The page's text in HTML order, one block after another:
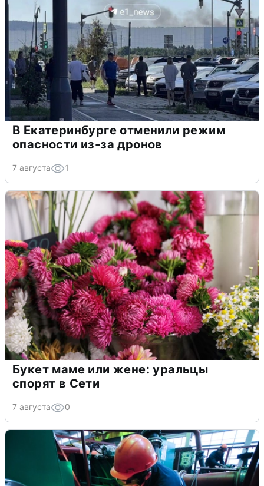
В Екатеринбурге отменили режим
опасности из-за дронов
7 августа 1
Букет маме или жене: уральцы
спорят в Сети
7 августа 0